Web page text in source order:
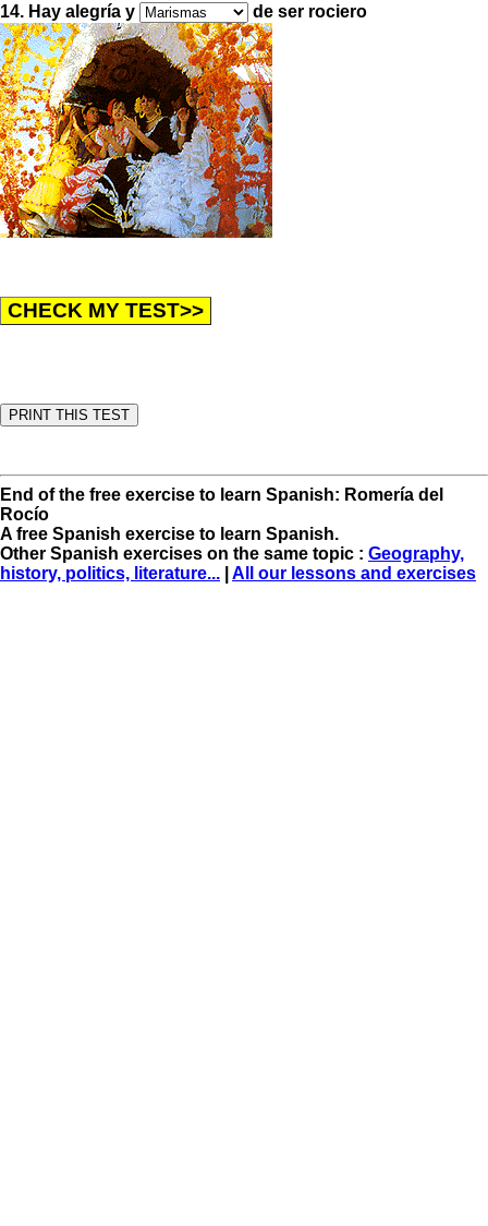
14. Hay alegría y de ser rociero
End of the free exercise to learn Spanish: Romería del
Rocío
A free Spanish exercise to learn Spanish.
Other Spanish exercises on the same topic : Geography,
history, politics, literature...
All our lessons and exercises